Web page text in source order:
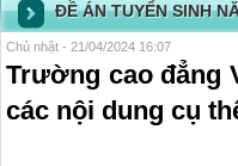
ĐỀ ÁN TUYỂN SINH
Chủ nhật - 21/04/2024 16:07
Trường cao đẳng
các nội dung cụ